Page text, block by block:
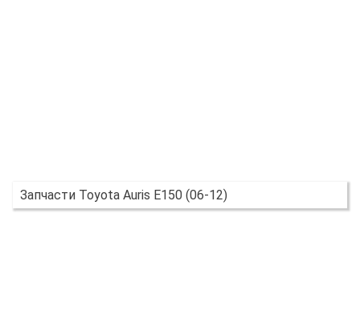
Запчасти Toyota Auris E150 (06-12)